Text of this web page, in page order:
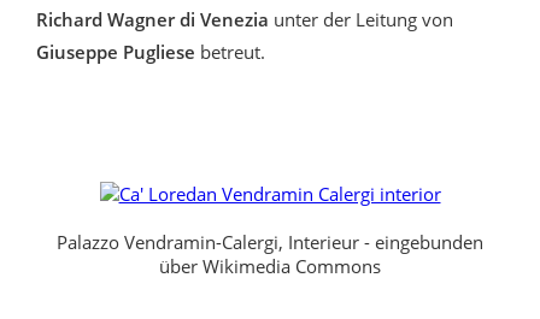
Richard Wagner di Venezia unter der Leitung von
Giuseppe Pugliese betreut.
Palazzo Vendramin-Calergi, Interieur - eingebunden
über Wikimedia Commons